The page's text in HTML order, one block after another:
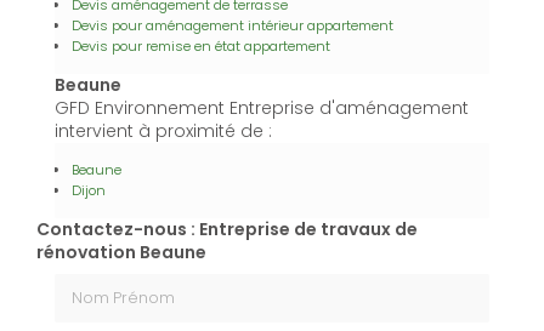
Devis aménagement de terrasse
Devis pour aménagement intérieur appartement
Devis pour remise en état appartement
Beaune
GFD Environnement Entreprise d'aménagement
intervient à proximité de :
Beaune
Dijon
Contactez-nous : Entreprise de travaux de
rénovation Beaune